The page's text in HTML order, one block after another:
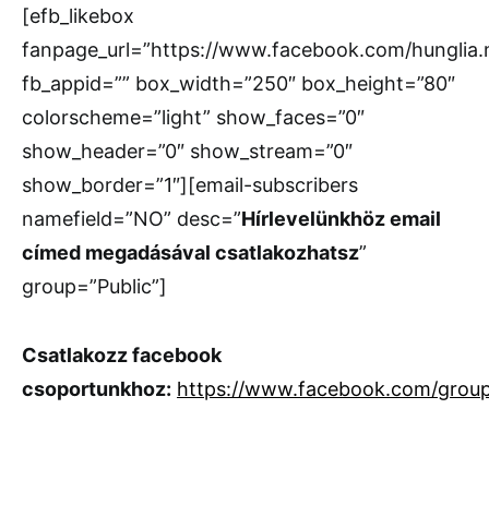
[efb_likebox
fanpage_url=”https://www.facebook.com/
fb_appid=”” box_width=”250″ box_height=”80″
colorscheme=”light” show_faces=”0″
show_header=”0″ show_stream=”0″
show_border=”1″][email-subscribers
namefield=”NO” desc=”Hírlevelünkhöz email
címed megadásával csatlakozhatsz”
group=”Public”]
Csatlakozz facebook
csoportunkhoz: https://www.facebook.com/